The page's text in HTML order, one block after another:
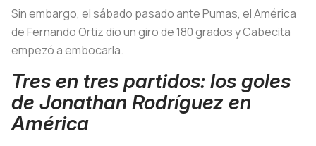
Sin embargo, el sábado pasado ante Pumas, el América
de Fernando Ortiz dio un giro de 180 grados y Cabecita
empezó a embocarla.
Tres en tres partidos: los goles
de Jonathan Rodríguez en
América